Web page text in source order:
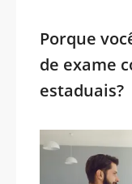
Porque
de exame
estaduais?